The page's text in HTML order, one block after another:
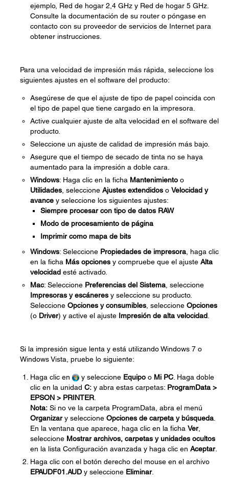
ejemplo, Red de hogar 2,4 GHz y Red de hogar 5 GHz.
Consulte la documentación de su router o póngase en
contacto con su proveedor de servicios de Internet para
obtener instrucciones.
Para una velocidad de impresión más rápida, seleccione los
siguientes ajustes en el software del producto:
Asegúrese de que el ajuste de tipo de papel coincida con
el tipo de papel que tiene cargado en la impresora.
Active cualquier ajuste de alta velocidad en el software del
producto.
Seleccione un ajuste de calidad de impresión más bajo.
Asegure que el tiempo de secado de tinta no se haya
aumentado para la impresión a doble cara.
Windows: Haga clic en la ficha Mantenimiento o
Utilidades , seleccione Ajustes extendidos o Velocidad y
avance y seleccione los siguientes ajustes:
Siempre procesar con tipo de datos RAW
Modo de procesamiento de página
Imprimir como mapa de bits
Windows: Seleccione Propiedades de impresora , haga clic
en la ficha Más opciones y compruebe que el ajuste Alta
velocidad esté activado.
Mac: Seleccione Preferencias del Sistema , seleccione
Impresoras y escáneres y seleccione su producto.
Seleccione Opciones y consumibles , seleccione Opciones
(o Driver) y active el ajuste Impresión de alta velocidad
Si la impresión sigue lenta y está utilizando Windows 7 o
Windows Vista, pruebe lo siguiente:
Haga clic en y seleccione Equipo o Mi PC . Haga doble
clic en la unidad C: y abra estas carpetas: ProgramData >
EPSON > PRINTER
Nota: Si no ve la carpeta ProgramData, abra el menú
Organizary seleccione Opciones de carpeta y búsqueda
En la ventana que aparece, haga clic en la ficha Ver,
seleccione Mostrar archivos, carpetas y unidades ocultos
en la lista Configuración avanzada y haga clic en Aceptar.
Haga clic con el botón derecho del mouse en el archivo
EPAUDF01.AUD y seleccione Eliminar.